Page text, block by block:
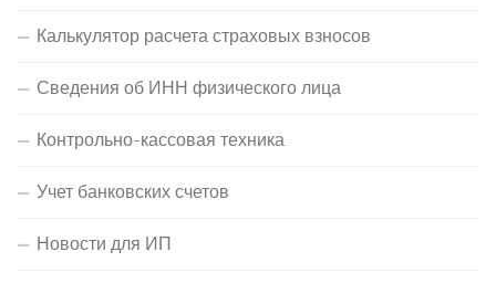
Калькулятор расчета страховых взносов
Сведения об ИНН физического лица
Контрольно-кассовая техника
Учет банковских счетов
Новости для ИП